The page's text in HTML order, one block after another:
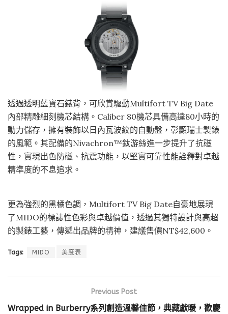
透過透明藍寶石錶背，可欣賞驅動Multifort TV Big Date
內部精雕細刻機芯結構。Caliber 80機芯具備高達80小時的
動力儲存，擁有裝飾以日內瓦波紋的自動盤，彰顯瑞士製錶
的風範。其配備的Nivachron™鈦游絲進一步提升了抗磁
性，實現出色防磁、抗震功能，以堅實可靠性能詮釋對卓越
精準度的不息追求。
更為強烈的黑橘色調，Multifort TV Big Date自豪地展現
了MIDO的標誌性色彩與卓越價值，透過其獨特設計與高超
的製錶工藝，傳遞出品牌的精神，建議售價NT$42,600。
Tags: MIDO 美度表
Previous Post
Wrapped in Burberry系列創造溫馨佳節，典藏獻暖，歡慶